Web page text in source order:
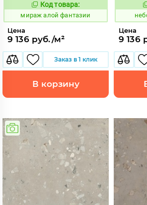
984612
Код товара:
мираж алой фантазии
Цена
9 136 руб./м²
Заказ в 1 клик
В корзину
Цена
9 136